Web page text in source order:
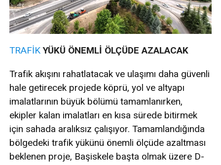
TRAFİKYÜKÜ ÖNEMLİ ÖLÇÜDE AZALACAK
Trafik akışını rahatlatacak ve ulaşımı daha güvenli
hale getirecek projede köprü, yol ve altyapı
imalatlarının büyük bölümü tamamlanırken,
ekipler kalan imalatları en kısa sürede bitirmek
için sahada aralıksız çalışıyor. Tamamlandığında
bölgedeki trafik yükünü önemli ölçüde azaltması
beklenen proje, Başiskele başta olmak üzere D-